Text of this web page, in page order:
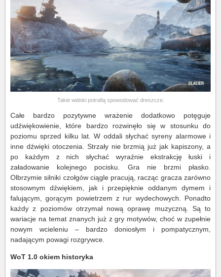
Takie widoki potrafią spowodować dreszcze.
Całe bardzo pozytywne wrażenie dodatkowo potęguje
udźwiękowienie, które bardzo rozwinęło się w stosunku do
poziomu sprzed kilku lat. W oddali słychać syreny alarmowe i
inne dźwięki otoczenia. Strzały nie brzmią już jak kapiszony, a
po każdym z nich słychać wyraźnie ekstrakcję łuski i
załadowanie kolejnego pocisku. Gra nie brzmi płasko.
Olbrzymie silniki czołgów ciągle pracują, racząc gracza zarówno
stosownym dźwiękiem, jak i przepięknie oddanym dymem i
falującym, gorącym powietrzem z rur wydechowych. Ponadto
każdy z poziomów otrzymał nową oprawę muzyczną. Są to
wariacje na temat znanych już z gry motywów, choć w zupełnie
nowym wcieleniu – bardzo doniosłym i pompatycznym,
nadającym powagi rozgrywce.
WoT 1.0 okiem historyka